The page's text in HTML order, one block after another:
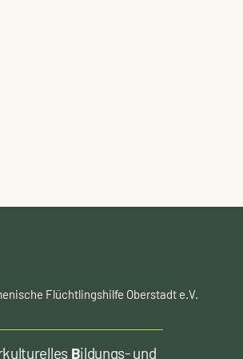
Veranstaltung: Vorstellung
Flüchtlingshilfe Oberstadt e.V.
Bildungs- und